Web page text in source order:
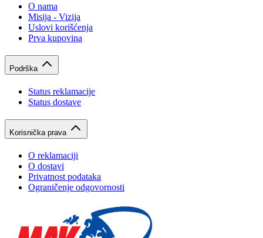
O nama
Misija - Vizija
Uslovi korišćenja
Prva kupovina
Podrška
Status reklamacije
Status dostave
Korisnička prava
O reklamaciji
O dostavi
Privatnost podataka
Ograničenje odgovornosti